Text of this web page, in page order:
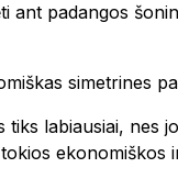
ant padangos
simetrines
labiausiai, nes
ekonomiškos